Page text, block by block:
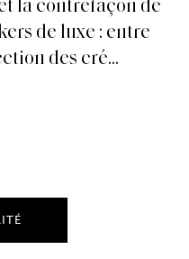
la contrefaçon de
de luxe : entre
des cré...